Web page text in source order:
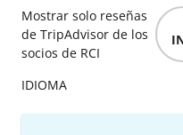
Mostrar solo reseñas
de TripAdvisor de los
socios de RCI
IDIOMA